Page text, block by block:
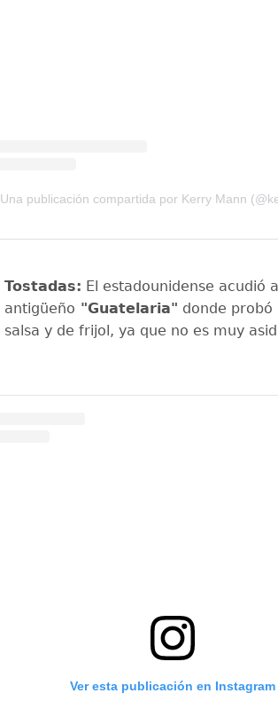
Una publicación compartida por Kerry Mann
Tostadas: El estadounidense acudió
antigüeño "Guatelaria" donde probó
salsa y de frijol, ya que no es muy
Ver esta publicación en Instagram